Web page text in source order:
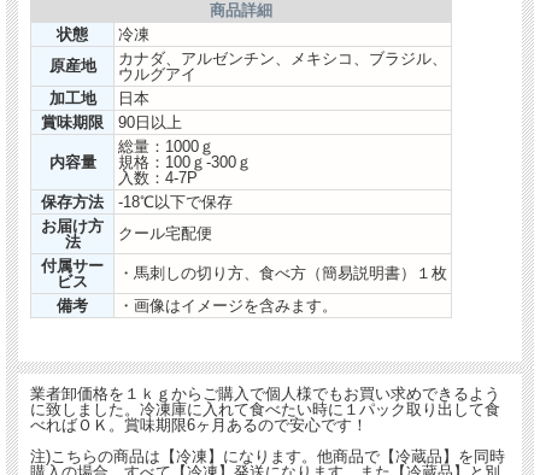
フタエゴとはバラ肉の外側の部位で白、赤、白と三層になっていて両面脂身の馬刺
しですが脂身はさっぱりしています。「エゴ」とは脂を意味し、それが二層あるの
で「フタエゴ」と呼ばれます
商品詳細
状態
冷凍
原産地
カナダ、アルゼンチン、メキシコ、ブラジル、
ウルグアイ
加工地
日本
賞味期限
90日以上
内容量
総量：1000ｇ
規格：100ｇ-300ｇ
入数：4-7P
保存方法
-18℃以下で保存
お届け方
法
クール宅配便
付属サー
ビス
・馬刺しの切り方、食べ方（簡易説明書）１枚
備考
・画像はイメージを含みます。
業者卸価格を１ｋｇからご購入で個人様でもお買い求めできるよう
に致しました。冷凍庫に入れて食べたい時に１パック取り出して食
べればＯＫ。賞味期限6ヶ月あるので安心です！
注)こちらの商品は【冷凍】になります。他商品で【冷蔵品】を同時